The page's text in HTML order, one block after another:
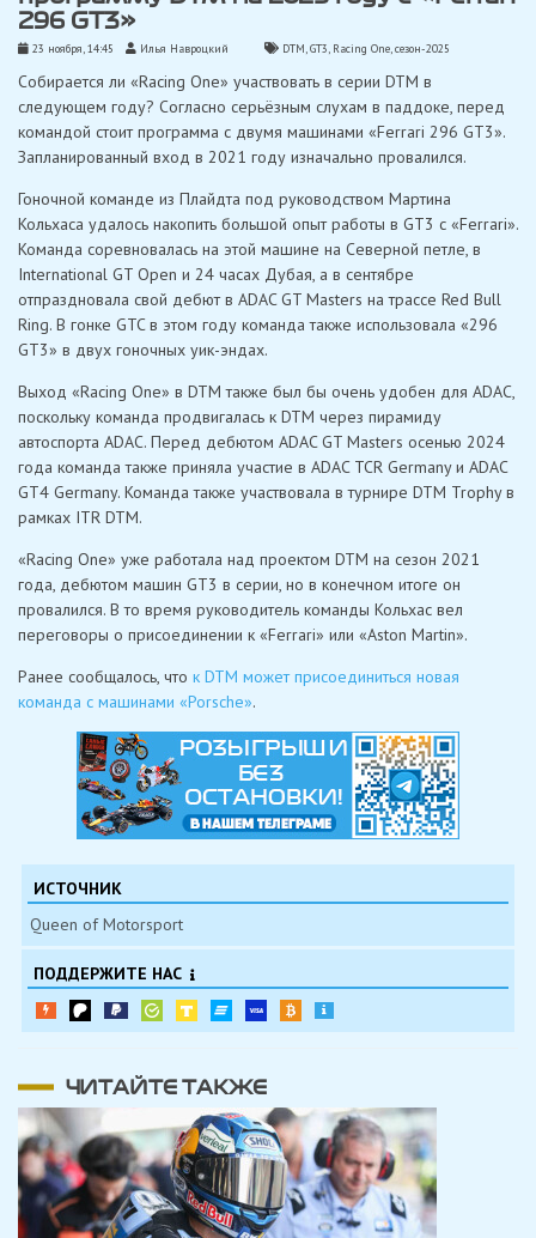
296 GT3»
23 ноября, 14:45 Илья Навроцкий DTM,GT3, Racing One,сезон-2025
Собирается ли «Racing One» участвовать в серии DTM в
следующем году? Согласно серьёзным слухам в паддоке, перед
командой стоит программа с двумя машинами «Ferrari 296 GT3».
Запланированный вход в 2021 году изначально провалился.
Гоночной команде из Плайдта под руководством Мартина
Кольхаса удалось накопить большой опыт работы в GT3 с «Ferrari».
Команда соревновалась на этой машине на Северной петле, в
International GT Open и 24 часах Дубая, а в сентябре
отпраздновала свой дебют в ADAC GT Masters на трассе Red Bull
Ring. В гонке GTC в этом году команда также использовала «296
GT3» в двух гоночных уик-эндах.
Выход «Racing One» в DTM также был бы очень удобен для ADAC,
поскольку команда продвигалась к DTM через пирамиду
автоспорта ADAC. Перед дебютом ADAC GT Masters осенью 2024
года команда также приняла участие в ADAC TCR Germany и ADAC
GT4 Germany. Команда также участвовала в турнире DTM Trophy в
рамках ITR DTM.
«Racing One» уже работала над проектом DTM на сезон 2021
года, дебютом машин GT3 в серии, но в конечном итоге он
провалился. В то время руководитель команды Кольхас вел
переговоры о присоединении к «Ferrari» или «Aston Martin».
Ранее сообщалось, что к DTM может присоединиться новая
команда с машинами «Porsche».
ИСТОЧНИК
Queen of Motorsport
ПОДДЕРЖИТЕ НАС
ЧИТАЙТЕ ТАКЖЕ